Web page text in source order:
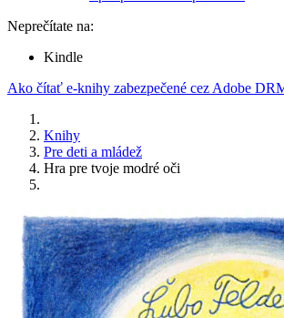
Neprečítate na:
Kindle
Ako čítať e-knihy zabezpečené cez Adobe
Knihy
Pre deti a mládež
Hra pre tvoje modré oči